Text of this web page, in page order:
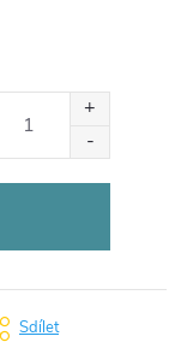
Sdílet